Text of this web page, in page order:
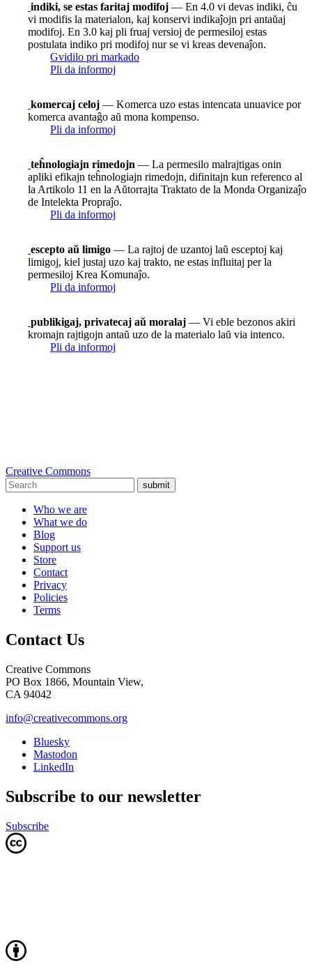
indiki, se estas faritaj modifoj — En 4.0 vi devas indiki, ĉu
vi modifis la materialon, kaj konservi indikaĵojn pri antaŭaj
modifoj. En 3.0 kaj pli fruaj versioj de permesiloj estas
postulata indiko pri modifoj nur se vi kreas devenaĵon.
Gvidilo pri markado
Pli da informoj
komercaj celoj — Komerca uzo estas intencata unuavice por
komerca avantaĝo aŭ mona kompenso.
Pli da informoj
teĥnologiajn rimedojn — La permesilo malrajtigas onin
apliki efikajn teĥnologiajn rimedojn, difinitajn kun referenco al
la Artikolo 11 en la Aŭtorrajta Traktato de la Monda Organizaĵo
de Intelekta Propraĵo.
Pli da informoj
escepto aŭ limigo — La rajtoj de uzantoj laŭ esceptoj kaj
limigoj, kiel justaj uzo kaj trakto, ne estas influitaj per la
permesiloj Krea Komunaĵo.
Pli da informoj
publikigaj, privatecaj aŭ moralaj — Vi eble bezonos akiri
kromajn rajtigojn antaŭ uzo de la materialo laŭ via intenco.
Pli da informoj
Creative Commons
submit
Who we are
What we do
Blog
Support us
Store
Contact
Privacy
Policies
Terms
Contact Us
Creative Commons
PO Box 1866, Mountain View,
CA 94042
info@creativecommons.org
Bluesky
Mastodon
LinkedIn
Subscribe to our newsletter
Subscribe